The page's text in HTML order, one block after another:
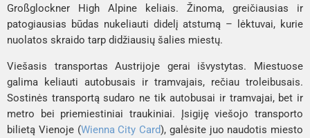
Großglockner High Alpine keliais. Žinoma, greičiausias ir
patogiausias būdas nukeliauti didelį atstumą – lėktuvai, kurie
nuolatos skraido tarp didžiausių šalies miestų.
Viešasis transportas Austrijoje gerai išvystytas. Miestuose
galima keliauti autobusais ir tramvajais, rečiau troleibusais.
Sostinės transportą sudaro ne tik autobusai ir tramvajai, bet ir
metro bei priemiestiniai traukiniai. Įsigiję viešojo transporto
bilietą Vienoje (Wienna City Card), galėsite juo naudotis miesto